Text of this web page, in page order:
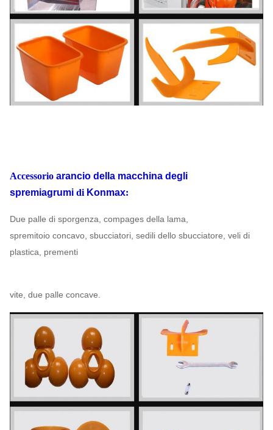
Accessorio arancio della macchina degli
spremiagrumi di Konmax:
Due palle di sporgenza, compages della lama,
spremitoio concavo, sbucciatori, sedili dello sbucciatore, veli di
plastica, prementi
vite, due palle concave.